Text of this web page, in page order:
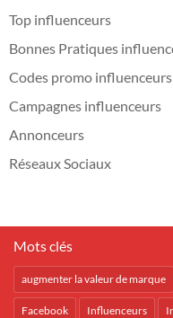
Top influenceurs
Bonnes Pratiques
Codes promo influenceurs
Campagnes influenceurs
Annonceurs
Réseaux Sociaux
Mots clés
augmenter la valeur de marque
Facebook Influenceurs